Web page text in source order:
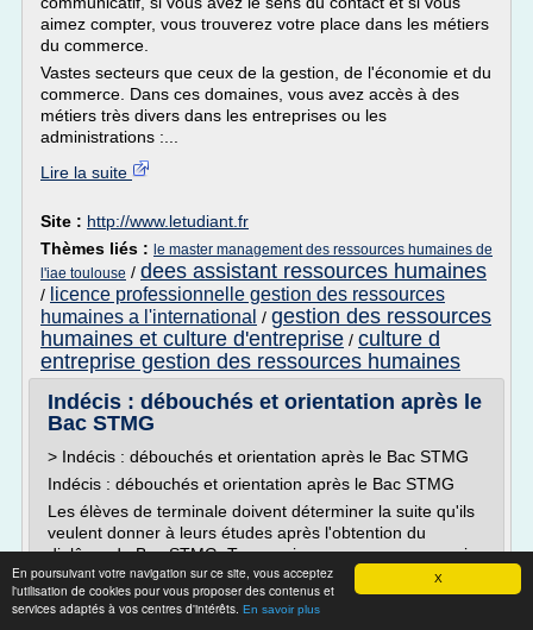
X
En poursuivant votre navigation sur ce site, vous acceptez
l'utilisation de cookies pour vous proposer des contenus et
services adaptés à vos centres d'intérêts. En savoir plus
aimez compter, vous trouverez votre place dans les métiers
du commerce.
Vastes secteurs que ceux de la gestion, de l'économie et du
commerce. Dans ces domaines, vous avez accès à des
métiers très divers dans les entreprises ou les
administrations :...
Lire la suite
Site : http://www.letudiant.fr
Thèmes liés : le master management des ressources humaines de
l'iae toulouse / dees assistant ressources humaines
/ licence professionnelle gestion des ressources
humaines a l'international / gestion des ressources
humaines et culture d'entreprise / culture d
entreprise gestion des ressources humaines
Indécis : débouchés et orientation après le
Bac STMG
> Indécis : débouchés et orientation après le Bac STMG
Indécis : débouchés et orientation après le Bac STMG
Les élèves de terminale doivent déterminer la suite qu'ils
veulent donner à leurs études après l'obtention du
diplôme du Bac STMG. Tu ne sais pas encore vers quoi
t'orienter et te sens un peu débordé et perdu avec tous
cet océan de possibilités ? digiSchool t'aide à...